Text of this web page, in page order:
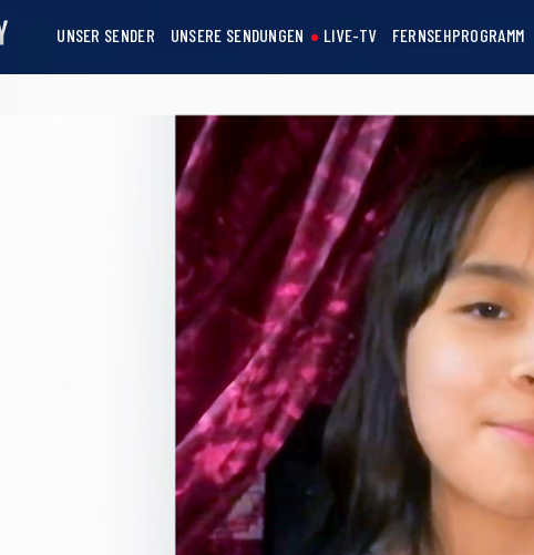
UNSER SENDER UNSERE SENDUNGEN LIVE-TV FERNSEHPROGRAMM